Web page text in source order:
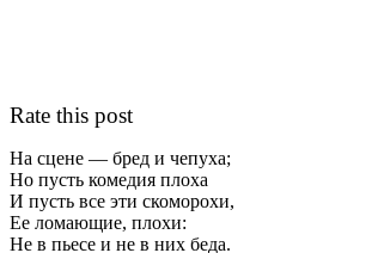
Rate this post
На сцене — бред и чепуха;
Но пусть комедия плоха
И пусть все эти скоморохи,
Ее ломающие, плохи:
Не в пьесе и не в них беда.